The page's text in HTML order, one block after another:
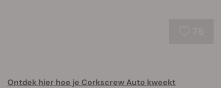
Ontdek hier hoe je Corkscrew Auto kweekt